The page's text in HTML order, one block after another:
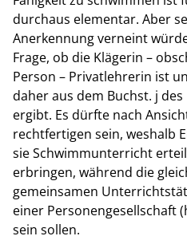
durchaus elementar. Aber
Anerkennung verneint
Frage, ob die Klägerin –
Person – Privatlehrerin ist
daher aus dem Buchst. j des
ergibt. Es dürfte nach
rechtfertigen sein, weshalb
sie Schwimmunterricht
erbringen, während die
gemeinsamen
einer Personengesellschaft
sein sollen.